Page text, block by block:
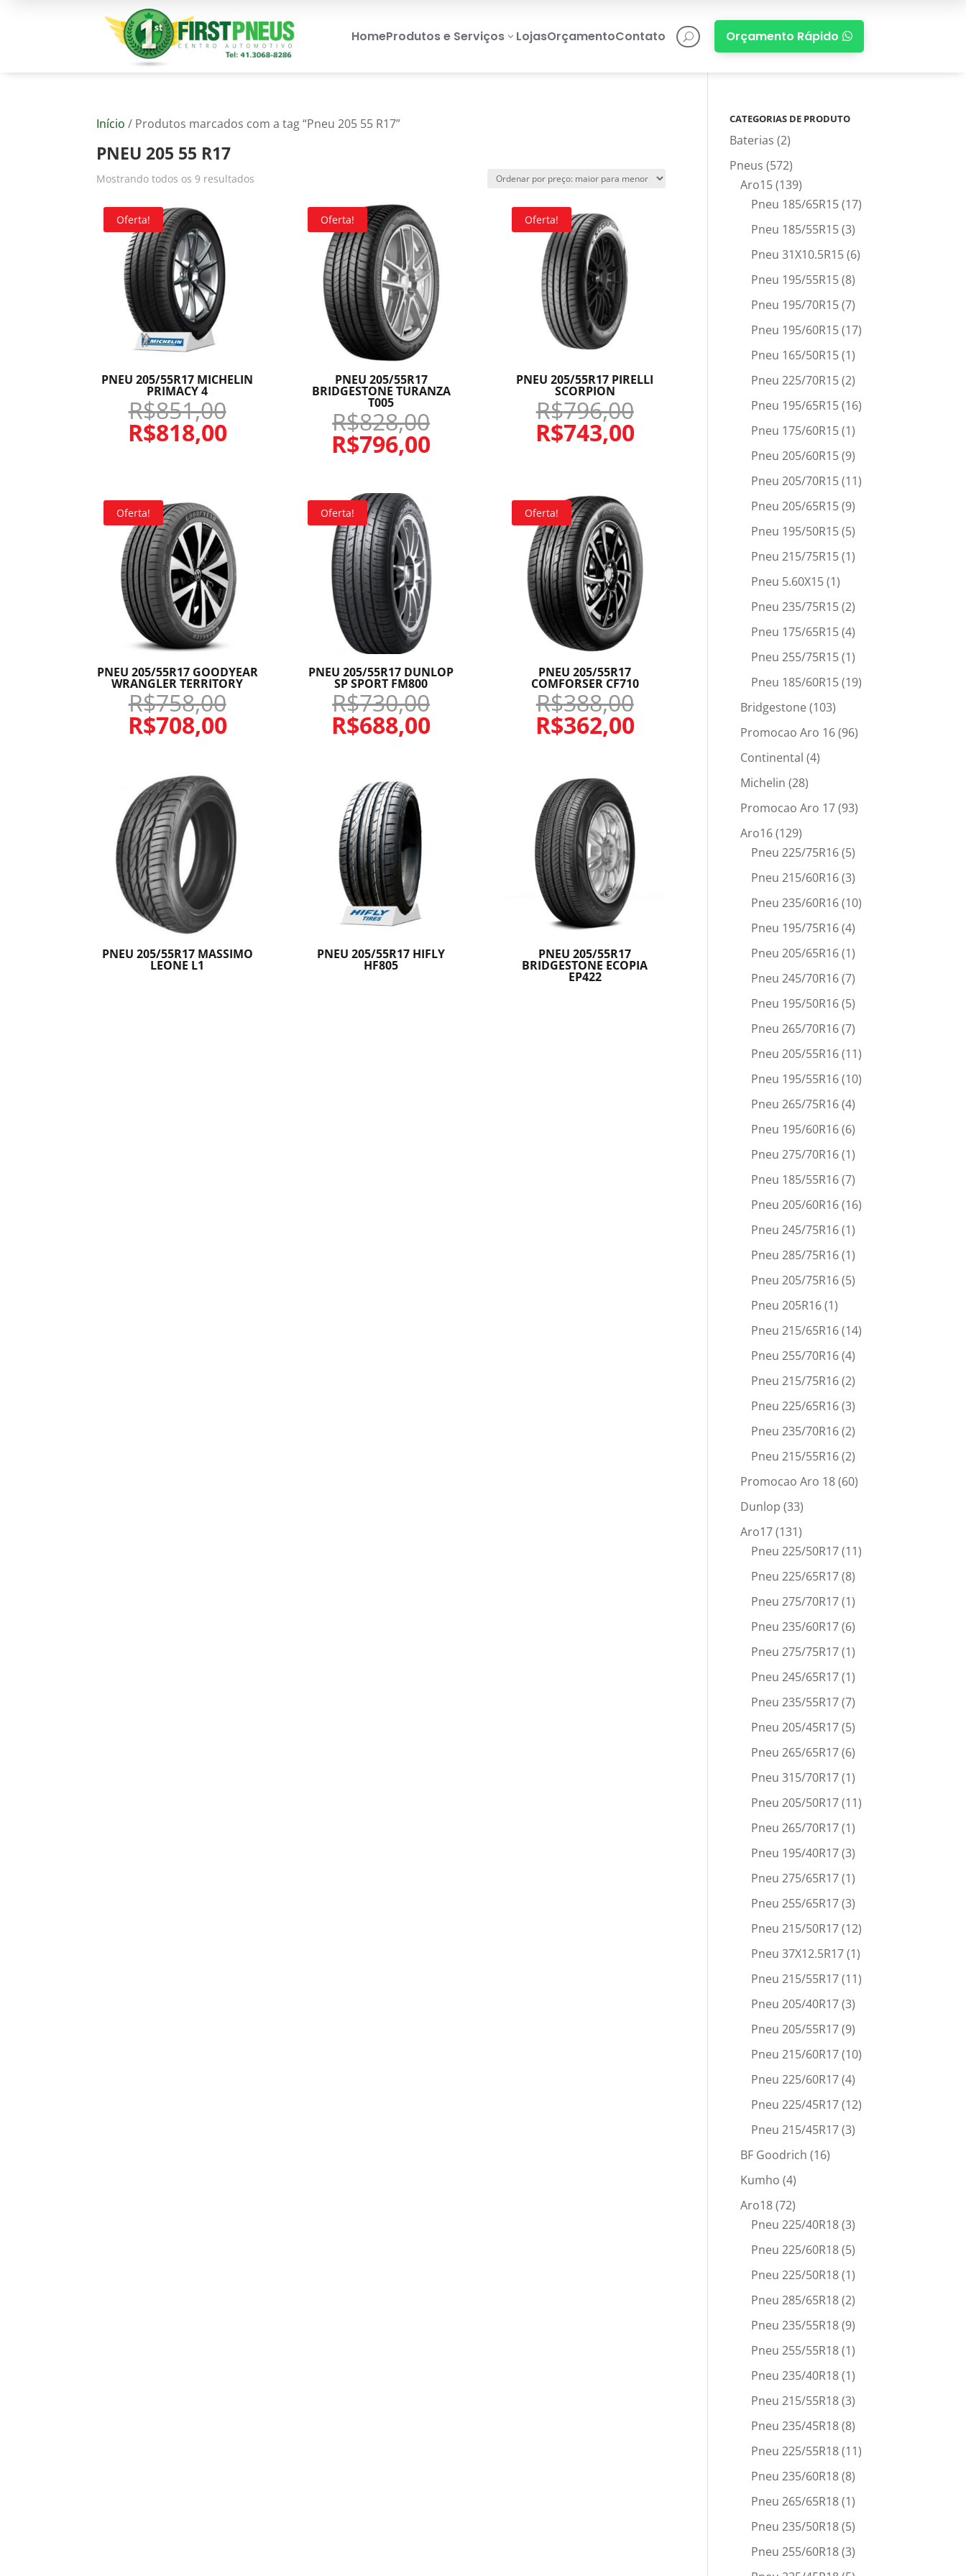
HomeProdutos e Serviços3 LojasOrçamentoContato U Orçamento Rápido 
Início / Produtos marcados com a tag “Pneu 205 55 R17”
PNEU 205 55 R17
Mostrando todos os 9 resultados
Oferta!
PNEU 205/55R17 MICHELIN
PRIMACY 4
R$851,00
R$818,00
Oferta!
PNEU 205/55R17
BRIDGESTONE TURANZA
T005
R$828,00
R$796,00
Oferta!
PNEU 205/55R17 PIRELLI
SCORPION
R$796,00
R$743,00
Oferta!
PNEU 205/55R17 GOODYEAR
WRANGLER TERRITORY
R$758,00
R$708,00
Oferta!
PNEU 205/55R17 DUNLOP
SP SPORT FM800
R$730,00
R$688,00
Oferta!
PNEU 205/55R17
COMFORSER CF710
R$388,00
R$362,00
PNEU 205/55R17 MASSIMO
LEONE L1
PNEU 205/55R17 HIFLY
HF805
PNEU 205/55R17
BRIDGESTONE ECOPIA
EP422
CATEGORIAS DE PRODUTO
Baterias (2)
Pneus (572)
Aro15(139)
Pneu 185/65R15(17)
Pneu 185/55R15(3)
Pneu 31X10.5R15(6)
Pneu 195/55R15(8)
Pneu 195/70R15(7)
Pneu 195/60R15(17)
Pneu 165/50R15(1)
Pneu 225/70R15(2)
Pneu 195/65R15(16)
Pneu 175/60R15(1)
Pneu 205/60R15(9)
Pneu 205/70R15(11)
Pneu 205/65R15(9)
Pneu 195/50R15(5)
Pneu 215/75R15(1)
Pneu 5.60X15(1)
Pneu 235/75R15(2)
Pneu 175/65R15(4)
Pneu 255/75R15(1)
Pneu 185/60R15(19)
Bridgestone(103)
Promocao Aro 16(96)
Continental (4)
Michelin (28)
Promocao Aro 17(93)
Aro16(129)
Pneu 225/75R16(5)
Pneu 215/60R16(3)
Pneu 235/60R16(10)
Pneu 195/75R16(4)
Pneu 205/65R16(1)
Pneu 245/70R16(7)
Pneu 195/50R16(5)
Pneu 265/70R16(7)
Pneu 205/55R16(11)
Pneu 195/55R16(10)
Pneu 265/75R16(4)
Pneu 195/60R16(6)
Pneu 275/70R16(1)
Pneu 185/55R16(7)
Pneu 205/60R16(16)
Pneu 245/75R16(1)
Pneu 285/75R16(1)
Pneu 205/75R16(5)
Pneu 205R16(1)
Pneu 215/65R16(14)
Pneu 255/70R16(4)
Pneu 215/75R16(2)
Pneu 225/65R16(3)
Pneu 235/70R16(2)
Pneu 215/55R16(2)
Promocao Aro 18(60)
Dunlop (33)
Aro17(131)
Pneu 225/50R17(11)
Pneu 225/65R17(8)
Pneu 275/70R17(1)
Pneu 235/60R17(6)
Pneu 275/75R17(1)
Pneu 245/65R17(1)
Pneu 235/55R17(7)
Pneu 205/45R17(5)
Pneu 265/65R17(6)
Pneu 315/70R17(1)
Pneu 205/50R17(11)
Pneu 265/70R17(1)
Pneu 195/40R17(3)
Pneu 275/65R17(1)
Pneu 255/65R17(3)
Pneu 215/50R17(12)
Pneu 37X12.5R17(1)
Pneu 215/55R17(11)
Pneu 205/40R17(3)
Pneu 205/55R17(9)
Pneu 215/60R17(10)
Pneu 225/60R17(4)
Pneu 225/45R17(12)
Pneu 215/45R17(3)
BF Goodrich (16)
Kumho (4)
Aro18(72)
Pneu 225/40R18(3)
Pneu 225/60R18(5)
Pneu 225/50R18(1)
Pneu 285/65R18(2)
Pneu 235/55R18(9)
Pneu 255/55R18(1)
Pneu 235/40R18(1)
Pneu 215/55R18(3)
Pneu 235/45R18(8)
Pneu 225/55R18(11)
Pneu 235/60R18(8)
Pneu 265/65R18(1)
Pneu 235/50R18(5)
Pneu 255/60R18(3)